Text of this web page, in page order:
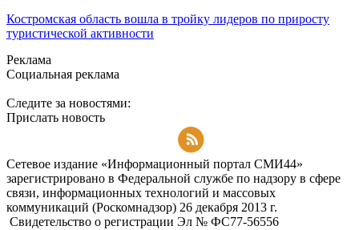
Костромская область вошла в тройку лидеров по приросту
туристической активности
Реклама
Социальная реклама
Следите за новостями:
Прислать новость
Сетевое издание «Информационный портал СМИ44»
зарегистрировано в Федеральной службе по надзору в сфере
связи, информационных технологий и массовых
коммуникаций (Роскомнадзор) 26 декабря 2013 г.
Свидетельство о регистрации Эл № ФC77-56556